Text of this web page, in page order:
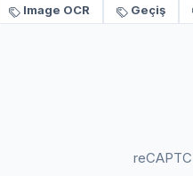
Image OCR Geçiş